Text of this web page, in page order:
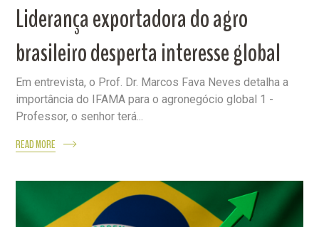
Liderança exportadora do agro
brasileiro desperta interesse global
Em entrevista, o Prof. Dr. Marcos Fava Neves detalha a
importância do IFAMA para o agronegócio global 1 -
Professor, o senhor terá...
READ MORE